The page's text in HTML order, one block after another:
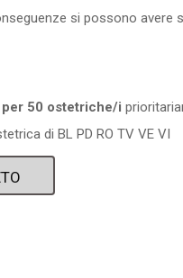
si possono avere
50 ostetriche/i
di BL PD RO TV VE VI